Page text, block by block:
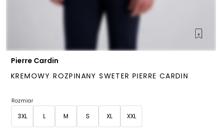
Pierre Cardin
KREMOWY ROZPINANY SWETER PIERRE CARDIN
Rozmiar
3XL L M S XL XXL